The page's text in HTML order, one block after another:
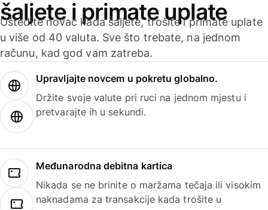
šaljete i primate uplate
Uštedite novac kada šaljete, trošite i primate uplate
u više od 40 valuta. Sve što trebate, na jednom
računu, kad god vam zatreba.
Upravljajte novcem u pokretu globalno.
Držite svoje valute pri ruci na jednom mjestu i
pretvarajte ih u sekundi.
Međunarodna debitna kartica
Nikada se ne brinite o maržama tečaja ili visokim
naknadama za transakcije kada trošite u